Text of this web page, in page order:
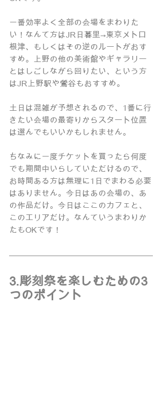
一番効率よく全部の会場をまわりた
い！なんて方はJR日暮里→東京メトロ
根津、もしくはその逆のルートがおす
すめ。上野の他の美術館やギャラリー
とはしごしながら回りたい、という方
はJR上野駅や鶯谷もおすすめ。
土日は混雑が予想されるので、1番に行
きたい会場の最寄りからスタート位置
は選んでもいいかもしれません。
ちなみに一度チケットを買ったら何度
でも期間中いらしていただけるので、
お時間ある方は無理に1日でまわる必要
はありません。今日はあの会場の、あ
の作品だけ。今日はここのカフェと、
このエリアだけ。なんていうまわりか
たもOKです！
3.彫刻祭を楽しむための3
つのポイント